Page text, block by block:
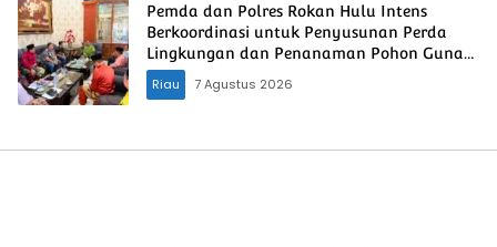
Pemda dan Polres Rokan Hulu Intens
Berkoordinasi untuk Penyusunan Perda
Lingkungan dan Penanaman Pohon Guna
Mendukung Program Green Policing
Riau 7 Agustus 2026